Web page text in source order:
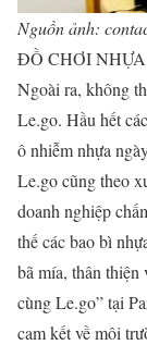
Nguồn ảnh:
ĐỒ CHƠI
Ngoài ra, không
Le.go. Hầu hết
ô nhiễm nhựa
Le.go cũng theo
doanh nghiệp
thế các bao bì
bã mía, thân thiện
cùng Le.go” tại
cam kết về môi